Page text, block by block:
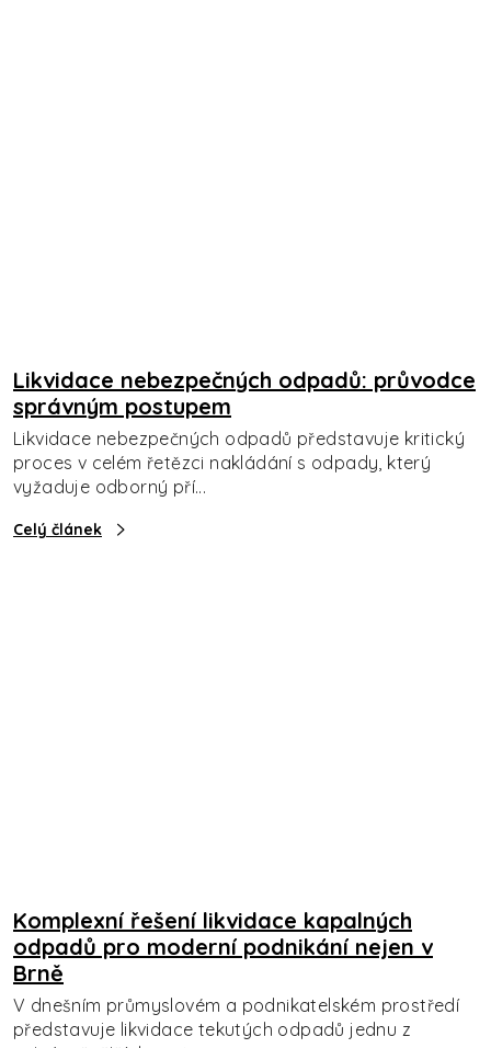
Likvidace nebezpečných odpadů: průvodce
správným postupem
Likvidace nebezpečných odpadů představuje kritický
proces v celém řetězci nakládání s odpady, který
vyžaduje odborný pří...
Celý článek
Komplexní řešení likvidace kapalných
odpadů pro moderní podnikání nejen v
Brně
V dnešním průmyslovém a podnikatelském prostředí
představuje likvidace tekutých odpadů jednu z